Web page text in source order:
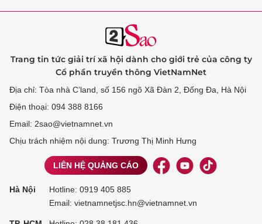
Trang tin tức giải trí xã hội dành cho giới trẻ của công ty
Cổ phần truyền thông VietNamNet
Địa chỉ: Tòa nhà C’land, số 156 ngõ Xã Đàn 2, Đống Đa, Hà Nội
Điện thoại: 094 388 8166
Email: 2sao@vietnamnet.vn
Chịu trách nhiệm nội dung: Trương Thị Minh Hưng
LIÊN HỆ QUẢNG CÁO
Hà Nội Hotline: 0919 405 885
Email: vietnamnetjsc.hn@vietnamnet.vn